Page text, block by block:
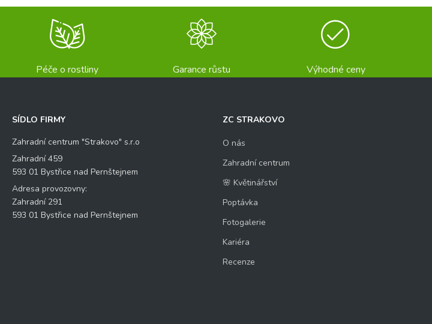
Péče o rostliny Garance růstu Výhodné ceny
SÍDLO FIRMY
Zahradní centrum "Strakovo" s.r.o
Zahradní 459
593 01 Bystřice nad Pernštejnem
Adresa provozovny:
Zahradní 291
593 01 Bystřice nad Pernštejnem
ZC STRAKOVO
O nás
Zahradní centrum
🌸 Květinářství
Poptávka
Fotogalerie
Kariéra
Recenze